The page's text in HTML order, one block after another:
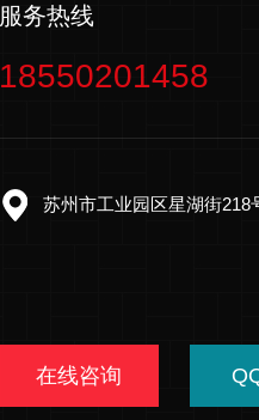
服务热线
18550201458
苏州市工业园区星湖街218
在线咨询